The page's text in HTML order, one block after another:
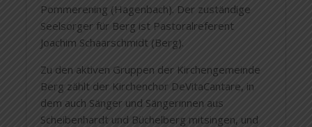
Pommerening (Hagenbach). Der zuständige
Seelsorger für Berg ist Pastoralreferent
Joachim Schaarschmidt (Berg).
Zu den aktiven Gruppen der Kirchengemeinde
Berg zählt der Kirchenchor DeVitaCantare, in
dem auch Sänger und Sängerinnen aus
Scheibenhardt und Büchelberg mitsingen, und